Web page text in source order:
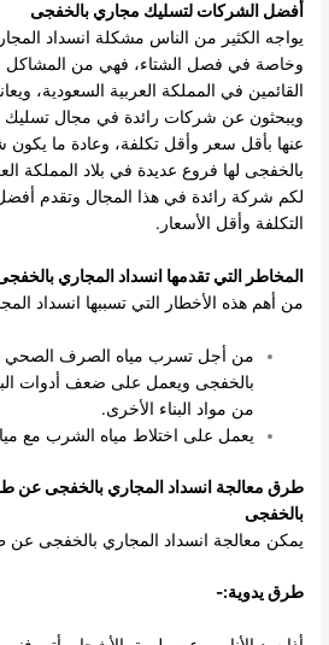
أفضل الشركات لتسليك مجاري بالخفجى
يواجه الكثير من الناس مشكلة انسداد
وخاصة في فصل الشتاء، فهي من المشاكل
القائمين في المملكة العربية السعودية،
ويبحثون عن شركات رائدة في مجال تسليك
عنها بأقل سعر وأقل تكلفة، وعادة ما
بالخفجى لها فروع عديدة في بلاد المملكة
لكم شركة رائدة في هذا المجال وتقدم
التكلفة وأقل الأسعار.
المخاطر التي تقدمها انسداد المجاري
من أهم هذه الأخطار التي تسببها انسداد
من أجل تسرب مياه الصرف الصحي
بالخفجى ويعمل على ضعف أدوات
من مواد البناء الأخرى.
يعمل على اختلاط مياه الشرب مع
طرق معالجة انسداد المجاري بالخفجى
بالخفجى
يمكن معالجة انسداد المجاري بالخفجى
طرق يدوية:-